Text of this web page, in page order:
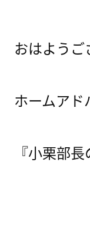
おはようご
ホームアド
『小栗部